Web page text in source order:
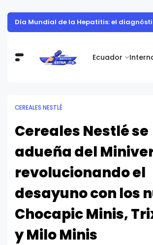
Ecuador
CEREALES NESTLÉ
Cereales Nestlé se
adueña del
revolucionando el
desayuno con los
Chocapic Minis,
y Milo Minis